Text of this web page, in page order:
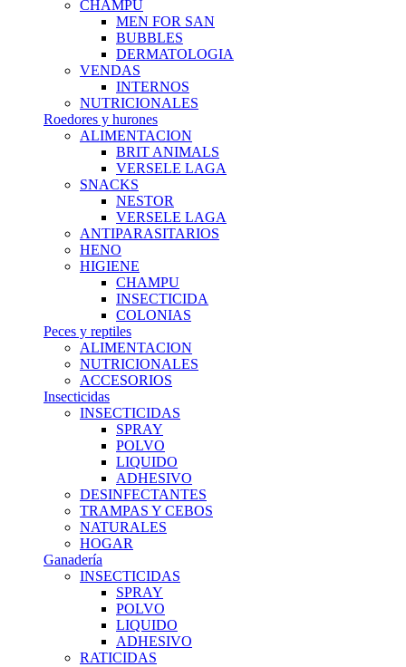
CHAMPU
MEN FOR SAN
BUBBLES
DERMATOLOGIA
VENDAS
INTERNOS
NUTRICIONALES
Roedores y hurones
ALIMENTACION
BRIT ANIMALS
VERSELE LAGA
SNACKS
NESTOR
VERSELE LAGA
ANTIPARASITARIOS
HENO
HIGIENE
CHAMPU
INSECTICIDA
COLONIAS
Peces y reptiles
ALIMENTACION
NUTRICIONALES
ACCESORIOS
Insecticidas
INSECTICIDAS
SPRAY
POLVO
LIQUIDO
ADHESIVO
DESINFECTANTES
TRAMPAS Y CEBOS
NATURALES
HOGAR
Ganadería
INSECTICIDAS
SPRAY
POLVO
LIQUIDO
ADHESIVO
RATICIDAS